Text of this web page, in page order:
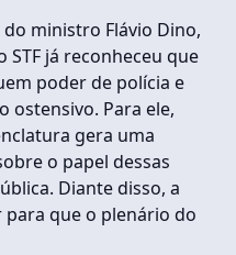
ministro Flávio Dino,
já reconheceu que
poder de polícia e
ostensivo. Para ele,
gera uma
o papel dessas
Diante disso, a
que o plenário do